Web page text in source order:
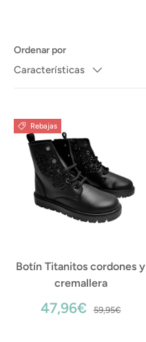
Ordenar por
Características
Rebajas
Botín Titanitos cordones y
cremallera
47,96€ 59,95€